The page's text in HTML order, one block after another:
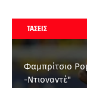
ΤΑΣΕΙΣ
Φαμπρίτσιο
-Ντιοναντέ"